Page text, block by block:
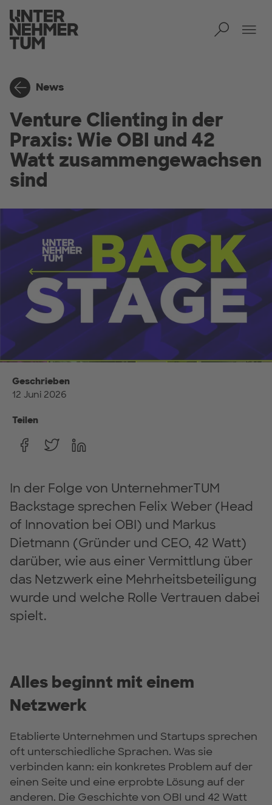
News
Venture Clienting in der
Praxis: Wie OBI und 42
Watt zusammengewachsen
sind
Geschrieben
12 Juni 2026
Teilen
In der Folge von UnternehmerTUM
Backstage sprechen Felix Weber (Head
of Innovation bei OBI) und Markus
Dietmann (Gründer und CEO, 42 Watt)
darüber, wie aus einer Vermittlung über
das Netzwerk eine Mehrheitsbeteiligung
wurde und welche Rolle Vertrauen dabei
spielt.
Alles beginnt mit einem
Netzwerk
Etablierte Unternehmen und Startups sprechen
oft unterschiedliche Sprachen. Was sie
verbinden kann: ein konkretes Problem auf der
einen Seite und eine erprobte Lösung auf der
anderen. Die Geschichte von OBI und 42 Watt